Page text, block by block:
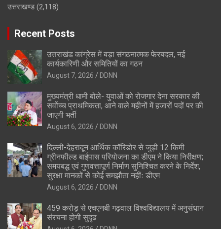
उत्तराखण्ड(2,118)
Recent Posts
उत्तराखंड कांग्रेस में बड़ा संगठनात्मक फेरबदल, नई
कार्यकारिणी और समितियों का गठन
August 7, 2026 DDNN
मुख्यमंत्री धामी बोले- युवाओं को रोजगार देना सरकार की
सर्वोच्च प्राथमिकता, आने वाले महीनों में हजारों पदों पर की
जाएगी भर्ती
August 6, 2026 DDNN
दिल्ली-देहरादून आर्थिक कॉरिडोर से जुड़ी 12 किमी
ग्रीनफील्ड बाईपास परियोजना का डीएम ने किया निरीक्षण;
समयबद्ध एवं गुणवत्तापूर्ण निर्माण सुनिश्चित करने के निर्देश,
सुरक्षा मानकों से कोई समझौता नहींः डीएम
August 6, 2026 DDNN
459 करोड़ से एचएनबी गढ़वाल विश्वविद्यालय में अनुसंधान
संरचना होगी सुदृढ